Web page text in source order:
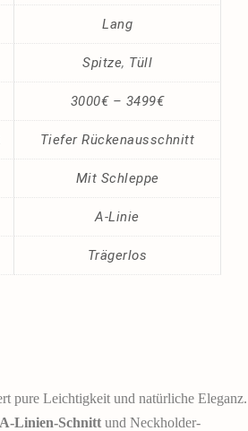
Lang
Spitze, Tüll
3000€ – 3499€
Tiefer Rückenausschnitt
Mit Schleppe
A-Linie
Trägerlos
pure Leichtigkeit und natürliche Eleganz.
A-Linien-Schnittund Neckholder-